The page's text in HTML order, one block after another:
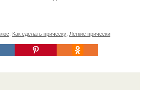
Как сделать прическу Легкие прически